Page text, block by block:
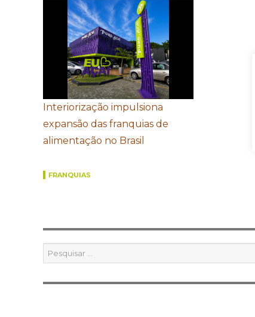
Interiorização impulsiona
expansão das franquias de
alimentação no Brasil
FRANQUIAS
Pesquisar
por: